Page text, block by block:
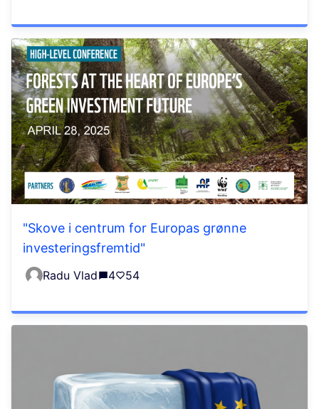
"Skove i centrum for Europas grønne
investeringsfremtid"
Radu Vlad 4 54